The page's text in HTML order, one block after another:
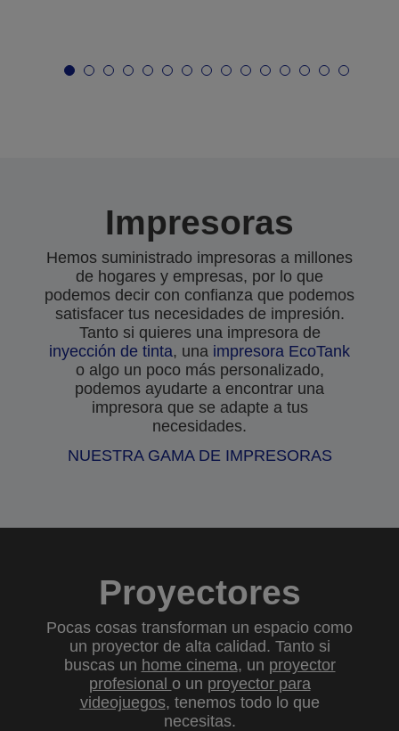
Impresoras
Hemos suministrado impresoras a millones
de hogares y empresas, por lo que
podemos decir con confianza que podemos
satisfacer tus necesidades de impresión.
Tanto si quieres una impresora de
inyección de tinta, una impresora EcoTank
o algo un poco más personalizado,
podemos ayudarte a encontrar una
impresora que se adapte a tus
necesidades.
NUESTRA GAMA DE IMPRESORAS
Proyectores
Pocas cosas transforman un espacio como
un proyector de alta calidad. Tanto si
buscas un home cinema, un proyector
profesional o un proyector para
videojuegos, tenemos todo lo que
necesitas.